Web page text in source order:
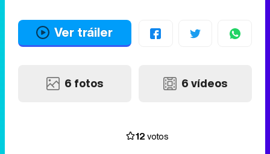
Ver tráiler
6 fotos 6 vídeos
12votos